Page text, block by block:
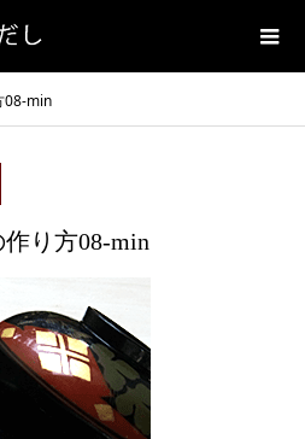
08-min
り方08-min